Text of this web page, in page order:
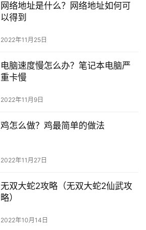
网络地址是什么？网络地址如何可
以得到
2022年11月25日
电脑速度慢怎么办？笔记本电脑严
重卡慢
2022年11月9日
鸡怎么做？鸡最简单的做法
2022年11月27日
无双大蛇2攻略（无双大蛇2仙武攻
略）
2022年10月14日